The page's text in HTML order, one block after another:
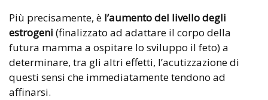
Più precisamente, è l’aumento del livello degli
estrogeni (finalizzato ad adattare il corpo della
futura mamma a ospitare lo sviluppo il feto) a
determinare, tra gli altri effetti, l’acutizzazione di
questi sensi che immediatamente tendono ad
affinarsi.